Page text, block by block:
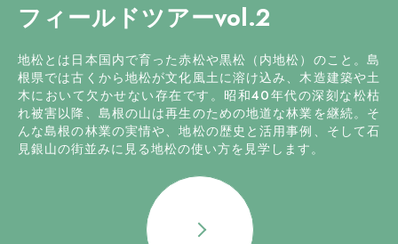
フィールドツアーvol.2
地松とは日本国内で育った赤松や黒松（内地松）のこと。島
根県では古くから地松が文化風土に溶け込み、木造建築や土
木において欠かせない存在です。昭和40年代の深刻な松枯
れ被害以降、島根の山は再生のための地道な林業を継続。そ
んな島根の林業の実情や、地松の歴史と活用事例、そして石
見銀山の街並みに見る地松の使い方を見学します。